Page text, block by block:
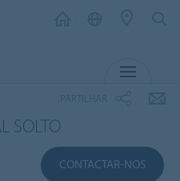
SOLTO
CONTACTAR-NOS